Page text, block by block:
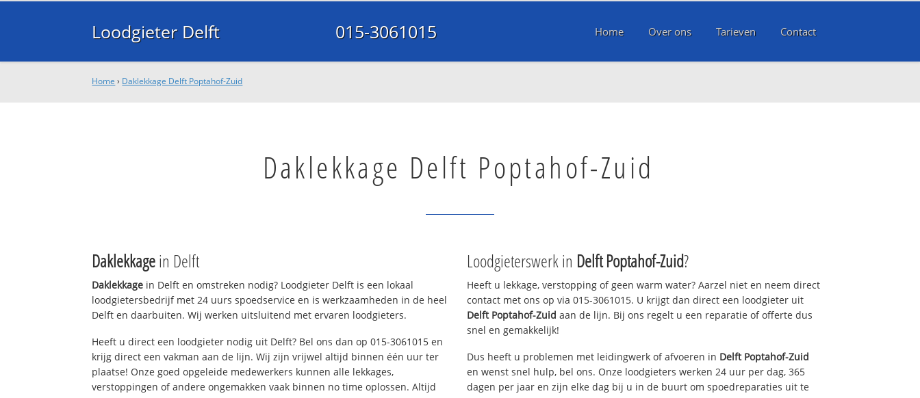
Loodgieter Delft 015-3061015 Home Over ons Tarieven Contact
Home › Daklekkage Delft Poptahof-Zuid
Daklekkage Delft Poptahof-Zuid
Daklekkagein Delft
Daklekkage in Delft en omstreken nodig? Loodgieter Delft is een lokaal
loodgietersbedrijf met 24 uurs spoedservice en is werkzaamheden in de heel
Delft en daarbuiten. Wij werken uitsluitend met ervaren loodgieters.
Heeft u direct een loodgieter nodig uit Delft? Bel ons dan op 015-3061015 en
krijg direct een vakman aan de lijn. Wij zijn vrijwel altijd binnen één uur ter
plaatse! Onze goed opgeleide medewerkers kunnen alle lekkages,
verstoppingen of andere ongemakken vaak binnen no time oplossen. Altijd
Loodgieterswerk in Delft Poptahof-Zuid?
Heeft u lekkage, verstopping of geen warm water? Aarzel niet en neem direct
contact met ons op via 015-3061015. U krijgt dan direct een loodgieter uit
Delft Poptahof-Zuid aan de lijn. Bij ons regelt u een reparatie of offerte dus
snel en gemakkelijk!
Dus heeft u problemen met leidingwerk of afvoeren in Delft Poptahof-Zuid
en wenst snel hulp, bel ons. Onze loodgieters werken 24 uur per dag, 365
dagen per jaar en zijn elke dag bij u in de buurt om spoedreparaties uit te